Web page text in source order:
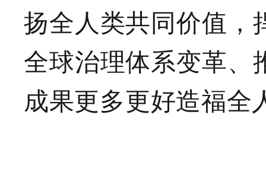
扬全人类共同价值，
全球治理体系变革、
成果更多更好造福全